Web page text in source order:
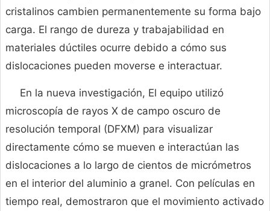
cristalinos cambien permanentemente su forma bajo
carga. El rango de dureza y trabajabilidad en
materiales dúctiles ocurre debido a cómo sus
dislocaciones pueden moverse e interactuar.
En la nueva investigación, El equipo utilizó
microscopía de rayos X de campo oscuro de
resolución temporal (DFXM) para visualizar
directamente cómo se mueven e interactúan las
dislocaciones a lo largo de cientos de micrómetros
en el interior del aluminio a granel. Con películas en
tiempo real, demostraron que el movimiento activado